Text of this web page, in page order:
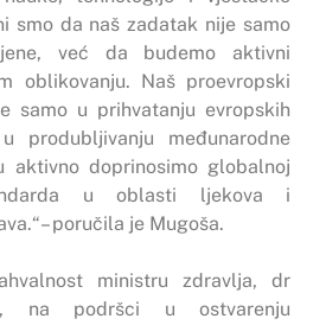
smo da naš zadatak nije samo
već da budemo aktivni
oblikovanju. Naš proevropski
samo u prihvatanju evropskih
produbljivanju međunarodne
aktivno doprinosimo globalnoj
u oblasti ljekova i
poručila je Mugoša.
ministru zdravlja, dr
na podršci u ostvarenju